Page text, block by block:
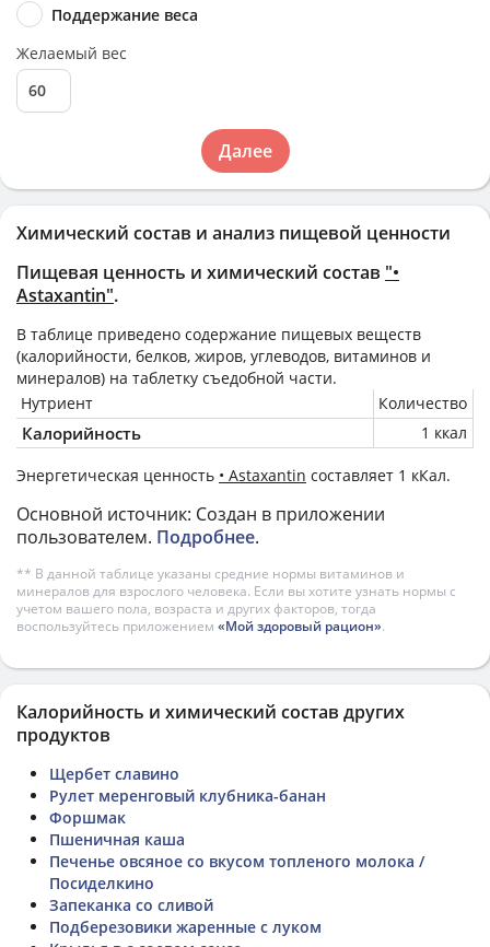
Химический состав и анализ пищевой ценности
Пищевая ценность и химический состав "•
Astaxantin".
В таблице приведено содержание пищевых веществ
(калорийности, белков, жиров, углеводов, витаминов и
минералов) на таблетку съедобной части.
Нутриент
Количество
Калорийность 1 ккал
Энергетическая ценность • Astaxantin составляет 1 кКал.
Основной источник: Создан в приложении
пользователем. Подробнее.
** В данной таблице указаны средние нормы витаминов и
минералов для взрослого человека. Если вы хотите узнать нормы с
учетом вашего пола, возраста и других факторов, тогда
воспользуйтесь приложением «Мой здоровый рацион».
Поддержание веса
Желаемый вес
Далее
Калорийность и химический состав других
продуктов
Щербет славино
Рулет меренговый клубника-банан
Форшмак
Пшеничная каша
Печенье овсяное со вкусом топленого молока /
Посиделкино
Запеканка со сливой
Подберезовики жаренные с луком